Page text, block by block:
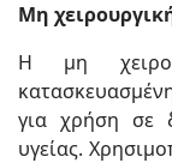
Μη
Η μη
για χρήση σε
υγείας.